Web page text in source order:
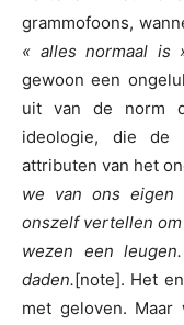
grammofoons,
« alles normaal is
gewoon een
uit van de norm
ideologie, die de
attributen van het
we van ons eigen
onszelf vertellen
wezen een
daden.[note]. Het
met geloven.